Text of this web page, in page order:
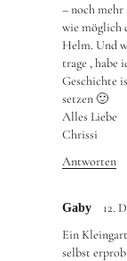
– noch mehr
wie möglich
Helm. Und
trage , habe
Geschichte
setzen 🙂
Alles Liebe
Chrissi
Antworten
Gaby
12.
Ein
selbst